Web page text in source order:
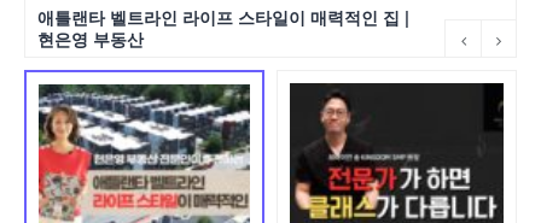
애틀랜타 벨트라인 라이프 스타일이 매력적인 집 |
현은영 부동산